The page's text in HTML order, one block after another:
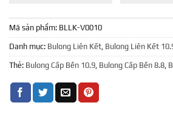
Mã sản phẩm: BLLK-V0010
Danh mục: Bulong Liên Kết Bulong Liên Kết
Thẻ: Bulong Cấp Bền 10.9 Bulong Cấp Bền 8.8